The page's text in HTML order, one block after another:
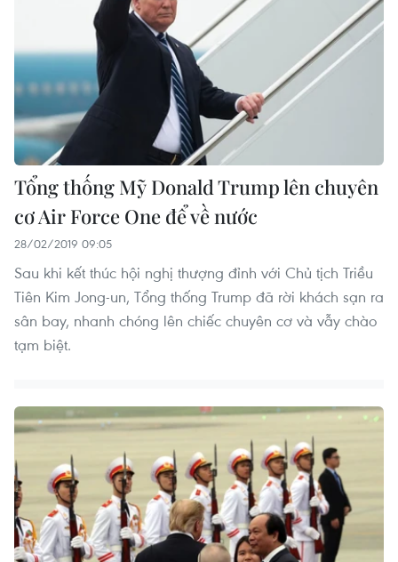
Tổng thống Mỹ Donald Trump lên chuyên
cơ Air Force One để về nước
28/02/2019 09:05
Sau khi kết thúc hội nghị thượng đỉnh với Chủ tịch Triều
Tiên Kim Jong-un, Tổng thống Trump đã rời khách sạn ra
sân bay, nhanh chóng lên chiếc chuyên cơ và vẫy chào
tạm biệt.